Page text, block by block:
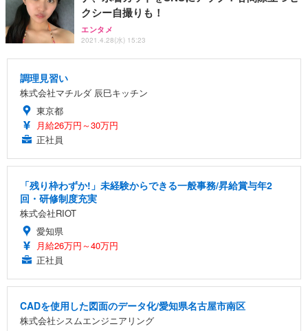
クシー自撮りも！
エンタメ
2021.4.28(水) 15:23
調理見習い
株式会社マチルダ 辰巳キッチン
東京都
月給26万円～30万円
正社員
「残り枠わずか!」未経験からできる一般事務/昇給賞与年2
回・研修制度充実
株式会社RIOT
愛知県
月給26万円～40万円
正社員
CADを使用した図面のデータ化/愛知県名古屋市南区
株式会社シスムエンジニアリング